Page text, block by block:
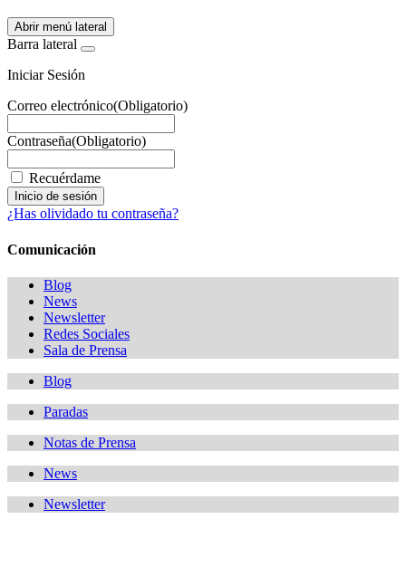
Abrir menú lateral
Barra lateral
Iniciar Sesión
Correo electrónico(Obligatorio)
Contraseña(Obligatorio)
Recuérdame
¿Has olividado tu contraseña?
Comunicación
Blog
News
Newsletter
Redes Sociales
Sala de Prensa
Blog
Paradas
Notas de Prensa
News
Newsletter